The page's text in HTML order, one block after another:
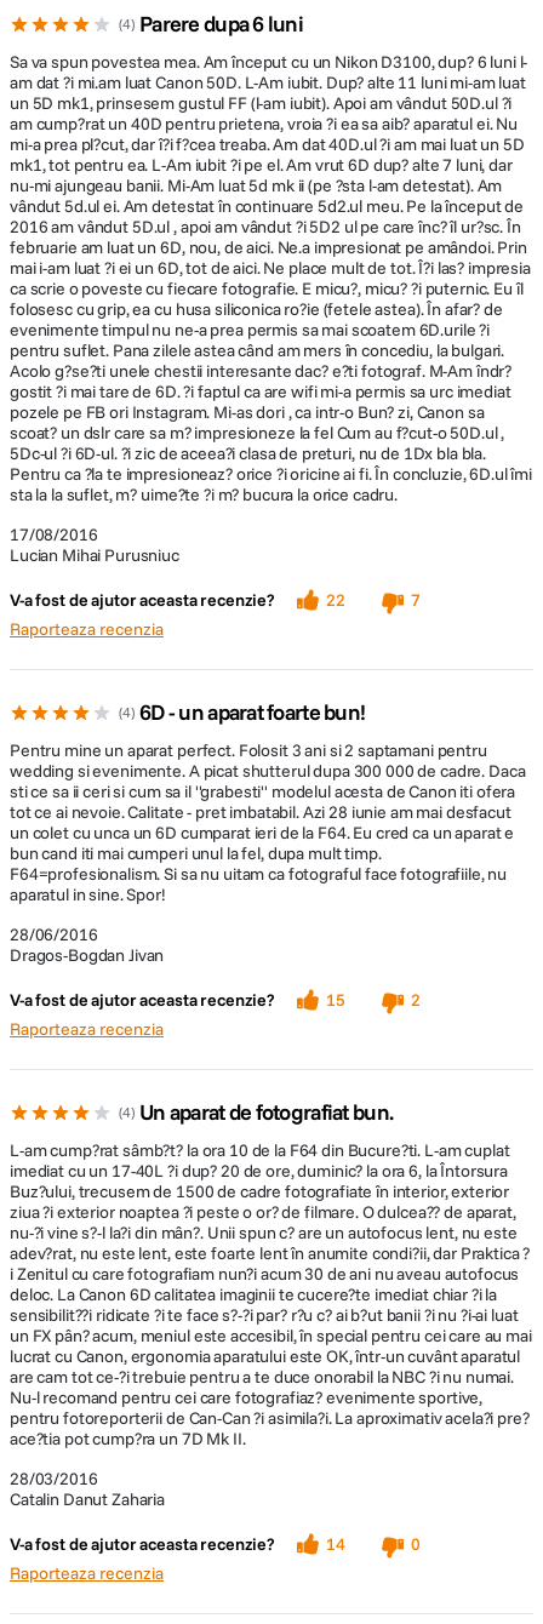
împotriva stropilor de apă şi a prafului, camera nu mi-a dat nicio clipă
senzaţia, deşi fulgii de zăpadă se topeau pe body, că ar da semne de
slăbiciune. Şi asta pentru că Canon 6D are „feţele” body-ului fabricate din
aliaj de magneziu, iar partea superioară este din policarbonat. Această
construcţie are şi un alt avantaj, pe care-l voi scrie puţin mai jos.
Citeste tot
Pe strazile Romei cu Canon 6D si 24-70mm
Am avut la mine un Canon 6D si un 24-70mm, un echipament cam
„heavy” pentru strada, ar spune multi. Insa pentru mine a fost perfect.
Da, DSLRul nu e usor de carat toata ziua buna ziua dupa tine, insa e mult
mai rapid, cu un focus mai precis chiar si in cazul fotografiilor „from the
hip”, iar eu inca nu ma pot desparti de vizorul optic si de sunetul shutter-
ului la declansare. Fiecare cu nebuniile lui :)
Aparatul si obiectivul s-au comportat impecabil iar daca esti in cautarea
unui DSLR full-frame ceva mai usor, cu un auto-focus extrem de rapid si
care iti va oferi imagini de o calitate impecabila, poti opta fara ezitare
pentru Canon 6D.
Citeste tot
Cu Canon la East European Comic Con 2015
4 Parere dupa 6 luni
17/08/2016
Lucian Mihai Purusniuc
Sa va spun povestea mea. Am început cu un Nikon D3100, dup? 6 luni l-
am dat ?i mi.am luat Canon 50D. L-Am iubit. Dup? alte 11 luni mi-am luat
un 5D mk1, prinsesem gustul FF (l-am iubit). Apoi am vândut 50D.ul ?i
am cump?rat un 40D pentru prietena, vroia ?i ea sa aib? aparatul ei. Nu
mi-a prea pl?cut, dar î?i f?cea treaba. Am dat 40D.ul ?i am mai luat un 5D
mk1, tot pentru ea. L-Am iubit ?i pe el. Am vrut 6D dup? alte 7 luni, dar
nu-mi ajungeau banii. Mi-Am luat 5d mk ii (pe ?sta l-am detestat). Am
vândut 5d.ul ei. Am detestat în continuare 5d2.ul meu. Pe la început de
2016 am vândut 5D.ul , apoi am vândut ?i 5D2 ul pe care înc? îl ur?sc. În
februarie am luat un 6D, nou, de aici. Ne.a impresionat pe amândoi. Prin
mai i-am luat ?i ei un 6D, tot de aici. Ne place mult de tot. Î?i las? impresia
ca scrie o poveste cu fiecare fotografie. E micu?, micu? ?i puternic. Eu îl
folosesc cu grip, ea cu husa siliconica ro?ie (fetele astea). În afar? de
evenimente timpul nu ne-a prea permis sa mai scoatem 6D.urile ?i
pentru suflet. Pana zilele astea când am mers în concediu, la bulgari.
Acolo g?se?ti unele chestii interesante dac? e?ti fotograf. M-Am îndr?
gostit ?i mai tare de 6D. ?i faptul ca are wifi mi-a permis sa urc imediat
pozele pe FB ori Instagram. Mi-as dori , ca intr-o Bun? zi, Canon sa
scoat? un dslr care sa m? impresioneze la fel Cum au f?cut-o 50D.ul ,
5Dc-ul ?i 6D-ul. ?i zic de aceea?i clasa de preturi, nu de 1Dx bla bla.
Pentru ca ?la te impresioneaz? orice ?i oricine ai fi. În concluzie, 6D.ul îmi
sta la la suflet, m? uime?te ?i m? bucura la orice cadru.
V-a fost de ajutor aceasta recenzie? 22
7
Raporteaza recenzia
4 6D - un aparat foarte bun!
28/06/2016
Dragos-Bogdan Jivan
Pentru mine un aparat perfect. Folosit 3 ani si 2 saptamani pentru
wedding si evenimente. A picat shutterul dupa 300 000 de cadre. Daca
sti ce sa ii ceri si cum sa il ''grabesti'' modelul acesta de Canon iti ofera
tot ce ai nevoie. Calitate - pret imbatabil. Azi 28 iunie am mai desfacut
un colet cu unca un 6D cumparat ieri de la F64. Eu cred ca un aparat e
bun cand iti mai cumperi unul la fel, dupa mult timp.
F64=profesionalism. Si sa nu uitam ca fotograful face fotografiile, nu
aparatul in sine. Spor!
V-a fost de ajutor aceasta recenzie? 15
2
Raporteaza recenzia
4 Un aparat de fotografiat bun.
28/03/2016
Catalin Danut Zaharia
L-am cump?rat sâmb?t? la ora 10 de la F64 din Bucure?ti. L-am cuplat
imediat cu un 17-40L ?i dup? 20 de ore, duminic? la ora 6, la Întorsura
Buz?ului, trecusem de 1500 de cadre fotografiate în interior, exterior
ziua ?i exterior noaptea ?i peste o or? de filmare. O dulcea?? de aparat,
nu-?i vine s?-l la?i din mân?. Unii spun c? are un autofocus lent, nu este
adev?rat, nu este lent, este foarte lent în anumite condi?ii, dar Praktica ?
i Zenitul cu care fotografiam nun?i acum 30 de ani nu aveau autofocus
deloc. La Canon 6D calitatea imaginii te cucere?te imediat chiar ?i la
sensibilit??i ridicate ?i te face s?-?i par? r?u c? ai b?ut banii ?i nu ?i-ai luat
un FX pân? acum, meniul este accesibil, în special pentru cei care au mai
lucrat cu Canon, ergonomia aparatului este OK, într-un cuvânt aparatul
are cam tot ce-?i trebuie pentru a te duce onorabil la NBC ?i nu numai.
Nu-l recomand pentru cei care fotografiaz? evenimente sportive,
pentru fotoreporterii de Can-Can ?i asimila?i. La aproximativ acela?i pre?
ace?tia pot cump?ra un 7D Mk II.
V-a fost de ajutor aceasta recenzie? 14
0
Raporteaza recenzia